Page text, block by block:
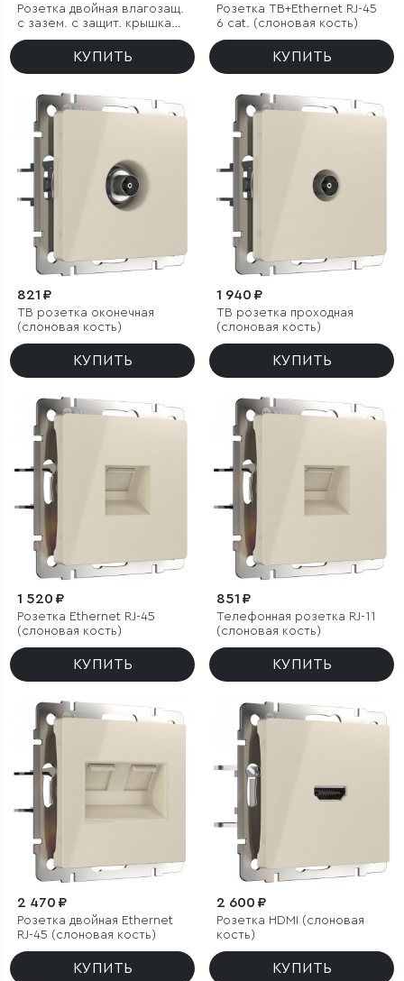
Розетка двойная влагозащ.
с зазем. с защит. крышками
и шторками (слоновая
КУПИТЬ
Розетка ТВ+Ethernet RJ-45
6 cat. (слоновая кость)
КУПИТЬ
821 ₽
ТВ розетка оконечная
(слоновая кость)
КУПИТЬ
1 940 ₽
ТВ розетка проходная
(слоновая кость)
КУПИТЬ
1 520 ₽
Розетка Ethernet RJ-45
(слоновая кость)
КУПИТЬ
851 ₽
Телефонная розетка RJ-11
(слоновая кость)
КУПИТЬ
2 470 ₽
Розетка двойная Ethernet
RJ-45 (слоновая кость)
КУПИТЬ
2 600 ₽
Розетка HDMI (слоновая
кость)
КУПИТЬ